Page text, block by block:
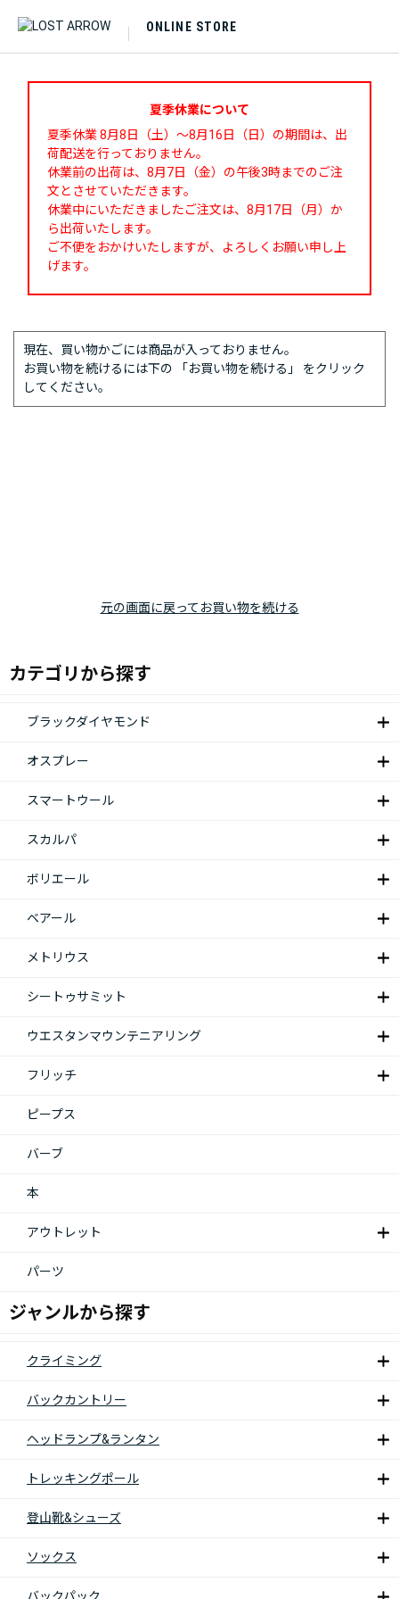
ONLINE STORE
夏季休業について
夏季休業 8月8日（土）～8月16日（日）の期間は、出
荷配送を行っておりません。
休業前の出荷は、8月7日（金）の午後3時までのご注
文とさせていただきます。
休業中にいただきましたご注文は、8月17日（月）か
ら出荷いたします。
ご不便をおかけいたしますが、よろしくお願い申し上
げます。
現在、買い物かごには商品が入っておりません。
お買い物を続けるには下の 「お買い物を続ける」 をクリック
してください。
元の画面に戻ってお買い物を続ける
カテゴリから探す
ブラックダイヤモンド
オスプレー
スマートウール
スカルパ
ボリエール
ベアール
メトリウス
シートゥサミット
ウエスタンマウンテニアリング
フリッチ
ピープス
バーブ
本
アウトレット
パーツ
ジャンルから探す
クライミング
バックカントリー
ヘッドランプ&ランタン
トレッキングポール
登山靴&シューズ
ソックス